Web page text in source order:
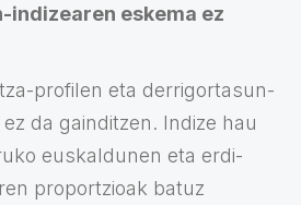
indizearen eskema ez
profilen eta derrigortasun-
da gainditzen. Indize hau
euskaldunen eta erdi-
proportzioak batuz